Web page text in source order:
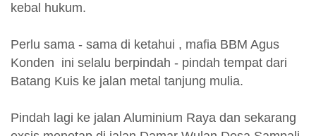
kebal hukum.
Perlu sama - sama di ketahui , mafia BBM Agus
Konden ini selalu berpindah - pindah tempat dari
Batang Kuis ke jalan metal tanjung mulia.
Pindah lagi ke jalan Aluminium Raya dan sekarang